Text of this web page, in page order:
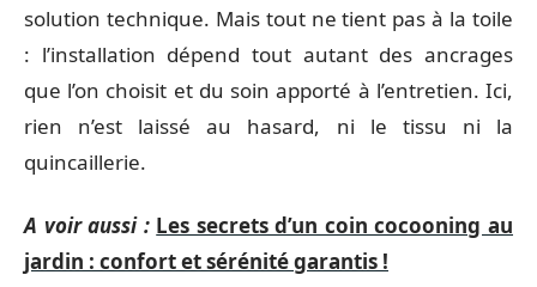
solution technique. Mais tout ne tient pas à la toile
: l’installation dépend tout autant des ancrages
que l’on choisit et du soin apporté à l’entretien. Ici,
rien n’est laissé au hasard, ni le tissu ni la
quincaillerie.
A voir aussi : Les secrets d’un coin cocooning au
jardin : confort et sérénité garantis !